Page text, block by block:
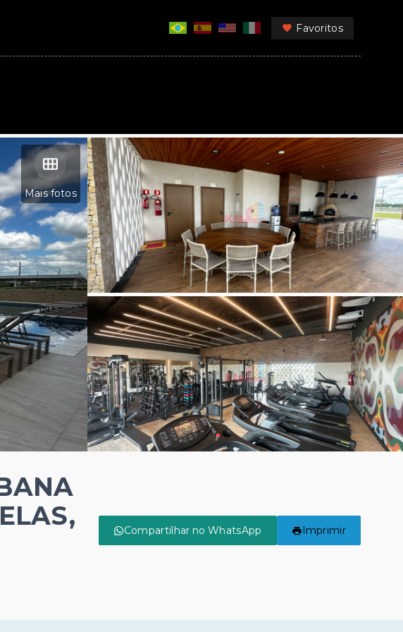
Favoritos
Mais fotos
Compartilhar no WhatsApp Imprimir